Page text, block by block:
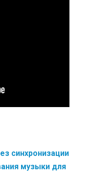
синхронизации
музыки для